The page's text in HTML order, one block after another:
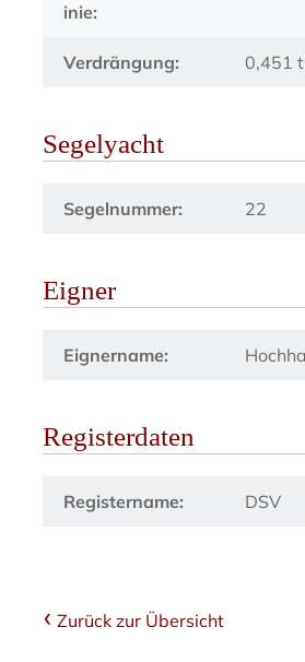
inie:
Verdrängung: 0,451 t
Segelyacht
Segelnummer: 22
Eigner
Eignername:
Registerdaten
Registername: DSV
Zurück zur Übersicht